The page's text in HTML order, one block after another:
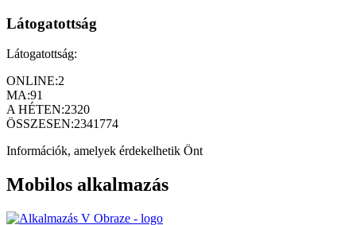
Látogatottság
Látogatottság:
ONLINE:2
MA:91
A HÉTEN:2320
ÖSSZESEN:2341774
Információk, amelyek érdekelhetik Önt
Mobilos alkalmazás